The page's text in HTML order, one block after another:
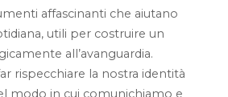
affascinanti che aiutano
utili per costruire un
all’avanguardia.
rispecchiare la nostra identità
modo in cui comunichiamo e